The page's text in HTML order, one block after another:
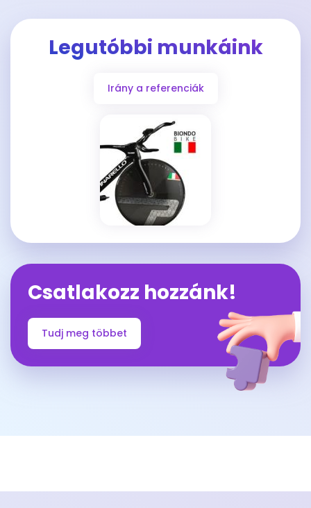
Legutóbbi munkáink
Irány a referenciák
Csatlakozz hozzánk!
Tudj meg többet